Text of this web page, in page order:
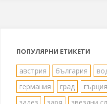
ПОПУЛЯРНИ ЕТИКЕТИ
австрия българия
германия
град гърция